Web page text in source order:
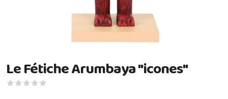
Le Fétiche Arumbaya "icones"